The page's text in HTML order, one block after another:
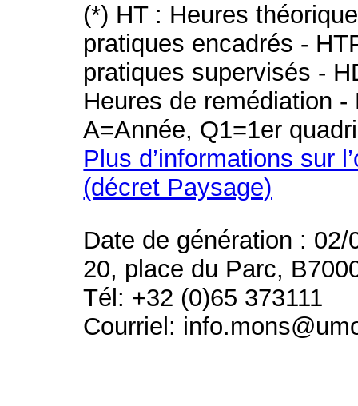
(*) HT : Heures
pratiques encadrés -
pratiques supervisés -
Heures de remédiation
A=Année, Q1=1er
Plus d’informations sur
(décret Paysage)
Date de génération : 02/
20, place du Parc,
Tél: +32 (0)65 373111
Courriel: